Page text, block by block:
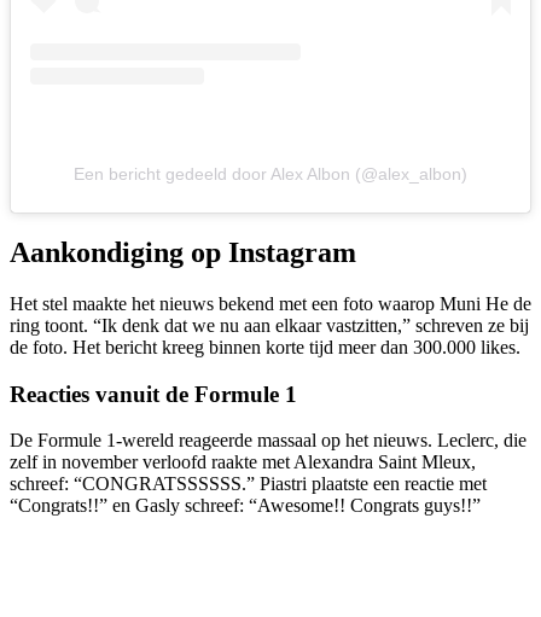
Een bericht gedeeld door Alex Albon (@alex_albon)
Aankondiging op Instagram
Het stel maakte het nieuws bekend met een foto waarop Muni He de
ring toont. “Ik denk dat we nu aan elkaar vastzitten,” schreven ze bij
de foto. Het bericht kreeg binnen korte tijd meer dan 300.000 likes.
Reacties vanuit de Formule 1
De Formule 1-wereld reageerde massaal op het nieuws. Leclerc, die
zelf in november verloofd raakte met Alexandra Saint Mleux,
schreef: “CONGRATSSSSSS.” Piastri plaatste een reactie met
“Congrats!!” en Gasly schreef: “Awesome!! Congrats guys!!”